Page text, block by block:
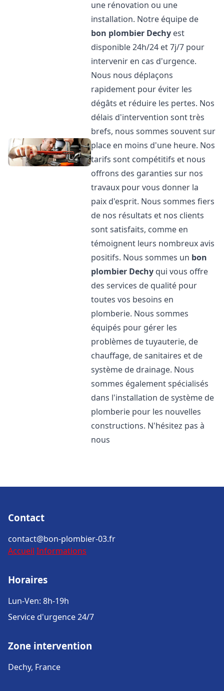
une rénovation ou une
installation. Notre équipe de
bon plombier Dechy est
disponible 24h/24 et 7j/7 pour
intervenir en cas d'urgence.
Nous nous déplaçons
rapidement pour éviter les
dégâts et réduire les pertes. Nos
délais d'intervention sont très
brefs, nous sommes souvent sur
place en moins d'une heure. Nos
tarifs sont compétitifs et nous
offrons des garanties sur nos
travaux pour vous donner la
paix d'esprit. Nous sommes fiers
de nos résultats et nos clients
sont satisfaits, comme en
témoignent leurs nombreux avis
positifs. Nous sommes un bon
plombier Dechy qui vous offre
des services de qualité pour
toutes vos besoins en
plomberie. Nous sommes
équipés pour gérer les
problèmes de tuyauterie, de
chauffage, de sanitaires et de
système de drainage. Nous
sommes également spécialisés
dans l'installation de système de
plomberie pour les nouvelles
constructions. N'hésitez pas à
nous
Contact
contact@bon-plombier-03.fr
Accueil Informations
Horaires
Lun-Ven: 8h-19h
Service d'urgence 24/7
Zone intervention
Dechy, France